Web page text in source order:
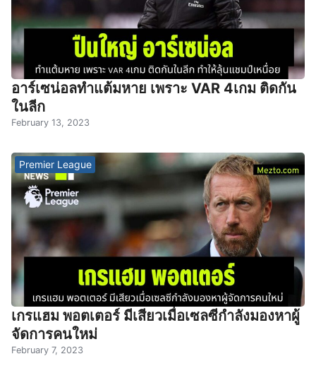
อาร์เซน่อลทำแต้มหาย เพราะ VAR 4เกม ติดกัน
ในลีก
February 13, 2023
Premier League
เกรแฮม พอตเตอร์ มีเสียวเมื่อเซลซีกำลังมองหาผู้
จัดการคนใหม่
February 7, 2023